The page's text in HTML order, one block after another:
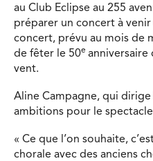
au Club Eclipse au 255
préparer un concert à
concert, prévu au mois de
de fêter le 50e anniversaire
vent.
Aline Campagne, qui
ambitions pour le spectacle
« Ce que l’on souhaite,
chorale avec des anciens